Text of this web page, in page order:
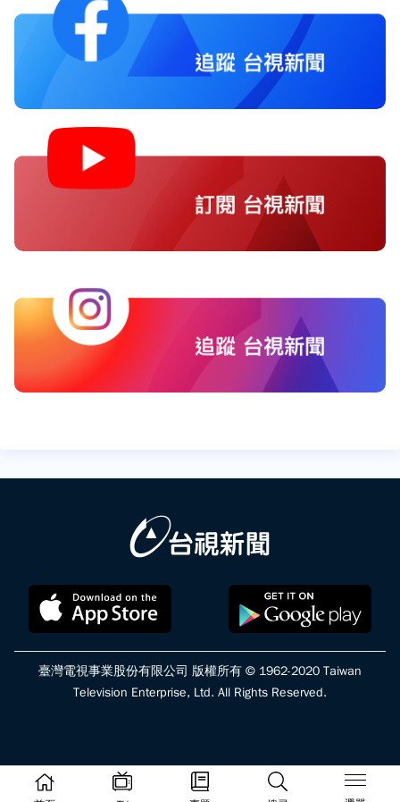
臺灣電視事業股份有限公司 版權所有 © 1962-2020 Taiwan
Television Enterprise, Ltd. All Rights Reserved.